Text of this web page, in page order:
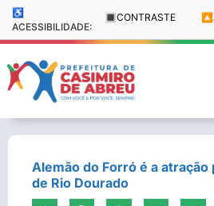
♿
ACESSIBILIDADE:
🔳 CONTRASTE 🔼
Alemão do Forró é a atração
de Rio Dourado